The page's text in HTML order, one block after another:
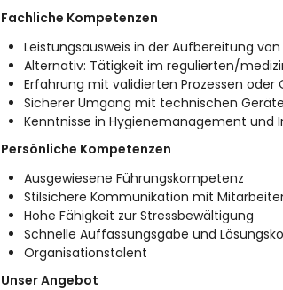
Fachliche Kompetenzen
Leistungsausweis in der Aufbereitung von
Alternativ: Tätigkeit im regulierten/
Erfahrung mit validierten Prozessen oder
Sicherer Umgang mit technischen
Kenntnisse in Hygienemanagement und
Persönliche Kompetenzen
Ausgewiesene Führungskompetenz
Stilsichere Kommunikation mit
Hohe Fähigkeit zur Stressbewältigung
Schnelle Auffassungsgabe und
Organisationstalent
Unser Angebot